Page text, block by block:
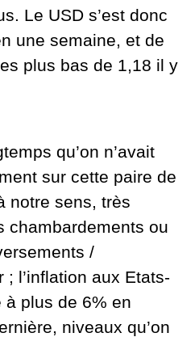
Le USD s’est donc
une semaine, et de
plus bas de 1,18 il y
qu’on n’avait
sur cette paire de
notre sens, très
chambardements ou
/
l’inflation aux Etats-
à plus de 6% en
niveaux qu’on